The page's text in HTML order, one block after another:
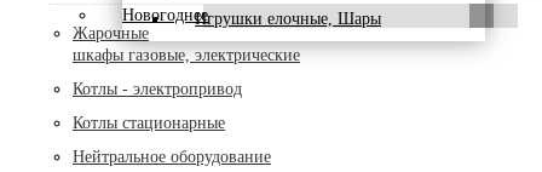
НовогоднееИгрушки елочные, Шары
Жарочные
шкафы газовые, электрические
Котлы - электропривод
Котлы стационарные
Нейтральное оборудование